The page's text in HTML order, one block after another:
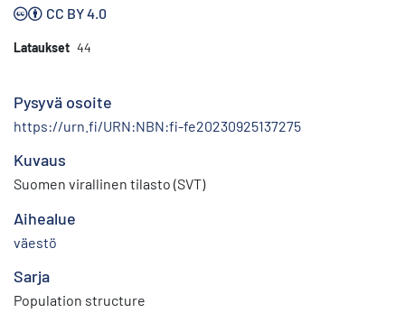
CC BY 4.0
Lataukset 44
Pysyvä osoite
https://urn.fi/URN:NBN:fi-fe20230925137275
Kuvaus
Suomen virallinen tilasto (SVT)
Aihealue
väestö
Sarja
Population structure